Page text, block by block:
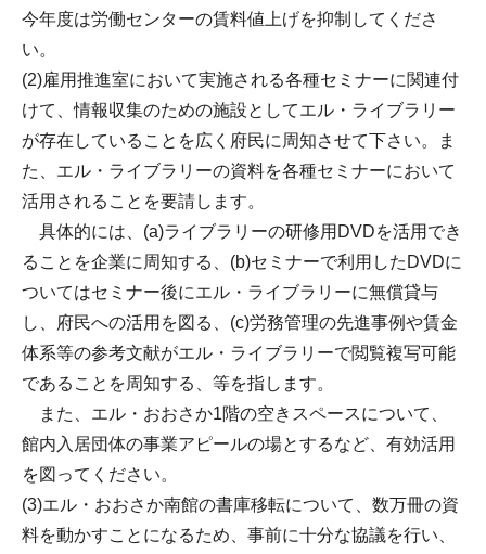
今年度は労働センターの賃料値上げを抑制してくださ
い。
(2)雇用推進室において実施される各種セミナーに関連付
けて、情報収集のための施設としてエル・ライブラリー
が存在していることを広く府民に周知させて下さい。ま
た、エル・ライブラリーの資料を各種セミナーにおいて
活用されることを要請します。
具体的には、(a)ライブラリーの研修用DVDを活用でき
ることを企業に周知する、(b)セミナーで利用したDVDに
ついてはセミナー後にエル・ライブラリーに無償貸与
し、府民への活用を図る、(c)労務管理の先進事例や賃金
体系等の参考文献がエル・ライブラリーで閲覧複写可能
であることを周知する、等を指します。
また、エル・おおさか1階の空きスペースについて、
館内入居団体の事業アピールの場とするなど、有効活用
を図ってください。
(3)エル・おおさか南館の書庫移転について、数万冊の資
料を動かすことになるため、事前に十分な協議を行い、